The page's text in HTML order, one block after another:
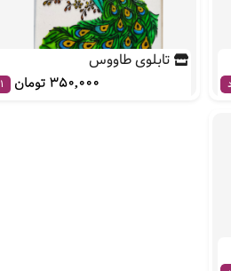
تابلوی طاووس
350,000 تومان 1 عدد